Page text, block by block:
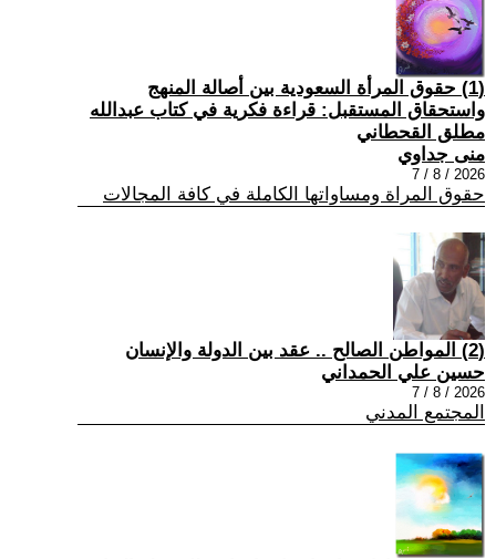
(1) حقوق المرأة السعودية بين أصالة المنهج
واستحقاق المستقبل: قراءة فكرية في كتاب عبدالله
مطلق القحطاني
منى جداوي
2026 / 8 / 7
حقوق المراة ومساواتها الكاملة في كافة المجالات
(2) المواطن الصالح .. عقد بين الدولة والإنسان
حسين علي الحمداني
2026 / 8 / 7
المجتمع المدني